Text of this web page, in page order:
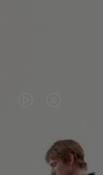
N'EST
DE